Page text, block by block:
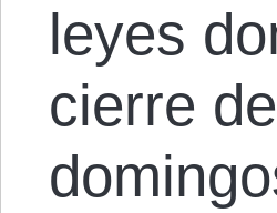
leyes
cierre